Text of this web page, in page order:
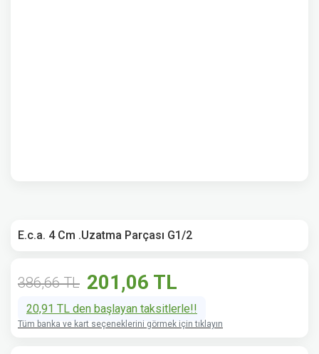
E.c.a. 4 Cm .Uzatma Parçası G1/2
386,66 TL 201,06 TL
20,91 TL den başlayan taksitlerle!!
Tüm banka ve kart seçeneklerini görmek için tıklayın